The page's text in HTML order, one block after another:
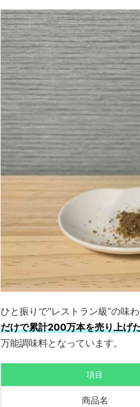
ひと振りで“レストラン級”の味
だけで累計200万本を売り上げ
万能調味料となっています。
項目
商品名